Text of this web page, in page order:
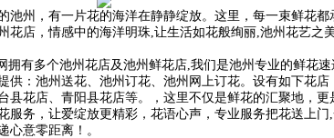
池州，有一片花的海洋在静静绽放。这里，每一束鲜花都
花店，情感中的海洋明珠,让生活如花般绚丽,池州花艺之
有多个池州花店及池州鲜花店,我们是池州专业的鲜花速
供：池州送花、池州订花、池州网上订花。设有如下花店
县花店、青阳县花店等。，这里不仅是鲜花的汇聚地，更
服务，让爱绽放更精彩，花语心声，专业服务把花送上门
心意零距离！。